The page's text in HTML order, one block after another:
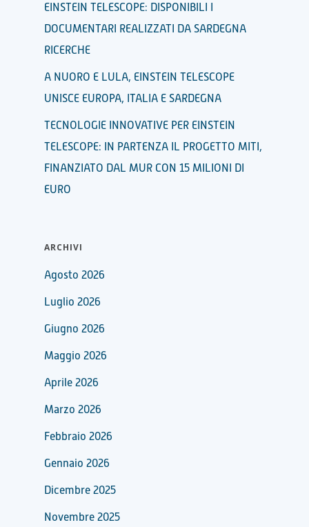
EINSTEIN TELESCOPE: DISPONIBILI I
DOCUMENTARI REALIZZATI DA SARDEGNA
RICERCHE
A NUORO E LULA, EINSTEIN TELESCOPE
UNISCE EUROPA, ITALIA E SARDEGNA
TECNOLOGIE INNOVATIVE PER EINSTEIN
TELESCOPE: IN PARTENZA IL PROGETTO MITI,
FINANZIATO DAL MUR CON 15 MILIONI DI
EURO
ARCHIVI
Agosto 2026
Luglio 2026
Giugno 2026
Maggio 2026
Aprile 2026
Marzo 2026
Febbraio 2026
Gennaio 2026
Dicembre 2025
Novembre 2025